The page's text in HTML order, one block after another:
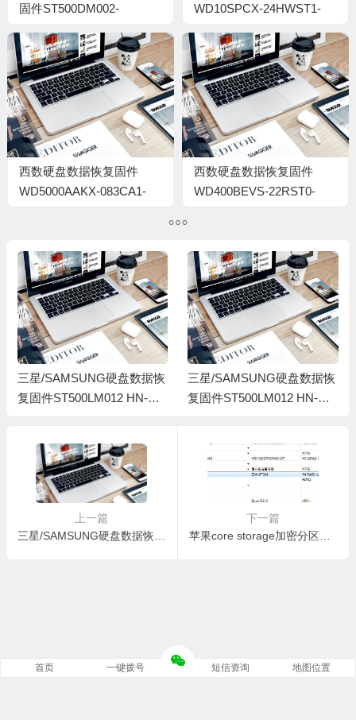
固件ST500DM002-
WD10SPCX-24HWST1-
WX41A17AUN06-
0002005G
西数硬盘数据恢复固件
WD5000AAKX-083CA1-
0003002P
西数硬盘数据恢复固件
WD400BEVS-22RST0-
000900BC
三星/SAMSUNG硬盘数据恢
复固件ST500LM012 HN-M5
三星/SAMSUNG硬盘数据恢
复固件ST500LM012 HN-M5
上一篇
三星/SAMSUNG硬盘数据恢复固件ST1000LM024 HN-M101MBB-2AR20003-S2ZPJ9AD815085带ROM
下一篇
苹果core storage加密分区损坏数据恢复案例
首页 一键拨号 短信资询 地图位置